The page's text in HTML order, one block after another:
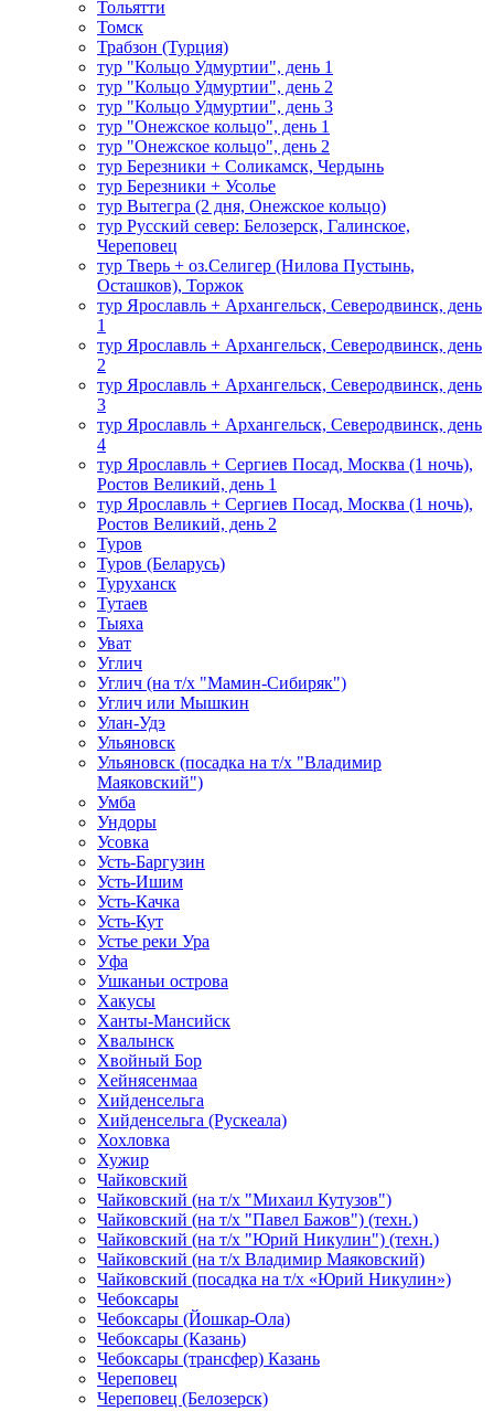
Тольятти
Томск
Трабзон (Турция)
тур "Кольцо Удмуртии", день 1
тур "Кольцо Удмуртии", день 2
тур "Кольцо Удмуртии", день 3
тур "Онежское кольцо", день 1
тур "Онежское кольцо", день 2
тур Березники + Соликамск, Чердынь
тур Березники + Усолье
тур Вытегра (2 дня, Онежское кольцо)
тур Русский север: Белозерск, Галинское,
Череповец
тур Тверь + оз.Селигер (Нилова Пустынь,
Осташков), Торжок
тур Ярославль + Архангельск, Северодвинск, день
1
тур Ярославль + Архангельск, Северодвинск, день
2
тур Ярославль + Архангельск, Северодвинск, день
3
тур Ярославль + Архангельск, Северодвинск, день
4
тур Ярославль + Сергиев Посад, Москва (1 ночь),
Ростов Великий, день 1
тур Ярославль + Сергиев Посад, Москва (1 ночь),
Ростов Великий, день 2
Туров
Туров (Беларусь)
Туруханск
Тутаев
Тыяха
Уват
Углич
Углич (на т/х "Мамин-Сибиряк")
Углич или Мышкин
Улан-Удэ
Ульяновск
Ульяновск (посадка на т/х "Владимир
Маяковский")
Умба
Ундоры
Усовка
Усть-Баргузин
Усть-Ишим
Усть-Качка
Усть-Кут
Устье реки Ура
Уфа
Ушканьи острова
Хакусы
Ханты-Мансийск
Хвалынск
Хвойный Бор
Хейнясенмаа
Хийденсельга
Хийденсельга (Рускеала)
Хохловка
Хужир
Чайковский
Чайковский (на т/х "Михаил Кутузов")
Чайковский (на т/х "Павел Бажов") (техн.)
Чайковский (на т/х "Юрий Никулин") (техн.)
Чайковский (на т/х Владимир Маяковский)
Чайковский (посадка на т/х «Юрий Никулин»)
Чебоксары
Чебоксары (Йошкар-Ола)
Чебоксары (Казань)
Чебоксары (трансфер) Казань
Череповец
Череповец (Белозерск)